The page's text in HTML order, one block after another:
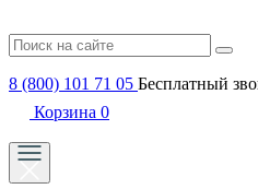
8 (800) 101 71 05 Бесплатный
Корзина 0